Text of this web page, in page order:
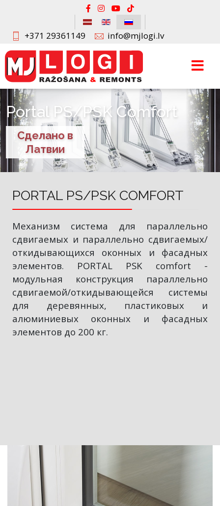
+371 29361149 info@mjlogi.lv
Portal PS/PSK Comfort
Сделано в
Латвии
PORTAL PS/PSK COMFORT
Механизм система для параллельно
сдвигаемых и параллельно сдвигаемых/
откидывающихся оконных и фасадных
элементов. PORTAL PSK comfort -
модульная конструкция параллельно
сдвигаемой/откидывающейся системы
для деревянных, пластиковых и
алюминиевых оконных и фасадных
элементов до 200 кг.